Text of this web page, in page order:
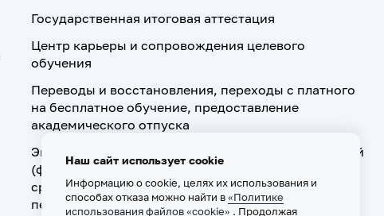
Государственная итоговая аттестация
Центр карьеры и сопровождения целевого
обучения
Переводы и восстановления, переходы с платного
на бесплатное обучение, предоставление
академического отпуска
Экзамен по допуску к осуществлению медицинской
(фармацевтической) деятельности на должностях
среднего медицинского (фармацевтического)
персонала
Наш сайт использует cookie
Информацию о cookie, целях их использования и
способах отказа можно найти в«Политике
использования файлов «cookie» . Продолжая